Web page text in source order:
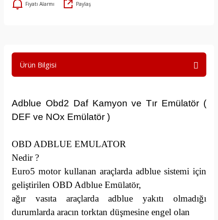
Fiyatı Alarmı Paylaş
Ürün Bilgisi
Adblue Obd2 Daf Kamyon ve Tır Emülatör (
DEF ve NOx Emülatör )
OBD ADBLUE EMULATOR
Nedir ?
Euro5 motor kullanan araçlarda adblue sistemi için
geliştirilen OBD Adblue Emülatör,
ağır vasıta araçlarda adblue yakıtı olmadığı
durumlarda aracın torktan düşmesine engel olan